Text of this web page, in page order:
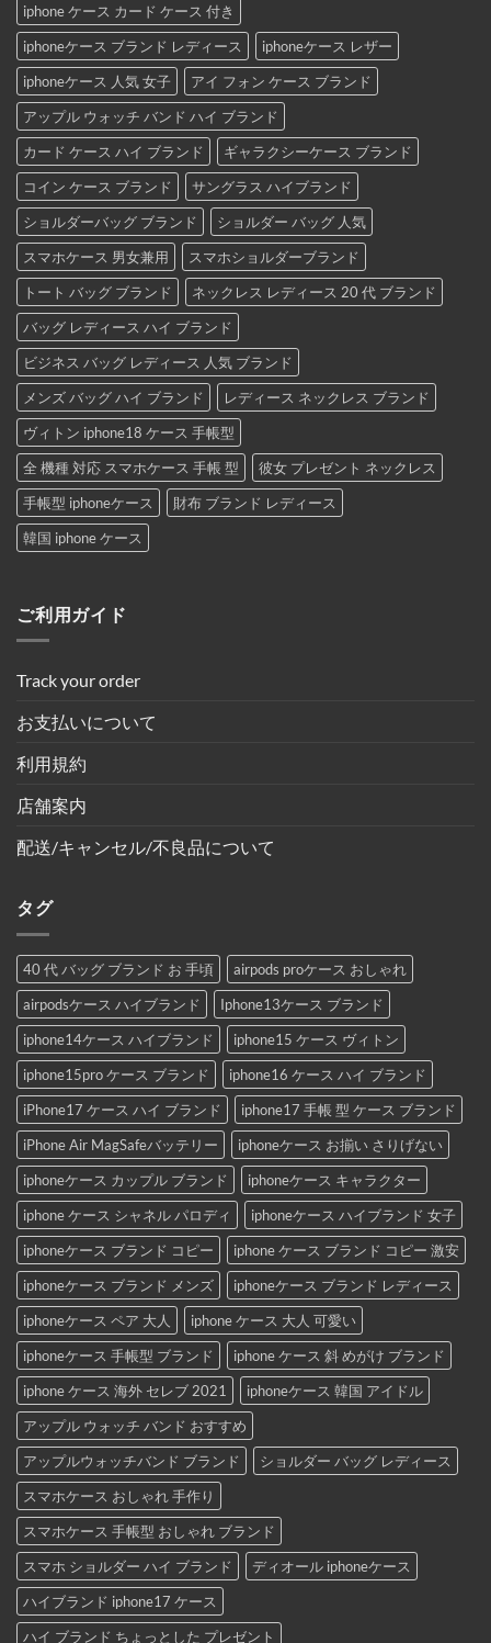
iphone ケース カード ケース 付き
iphoneケース ブランド レディース
iphoneケース レザー
iphoneケース 人気 女子
アイ フォン ケース ブランド
アップル ウォッチ バンド ハイ ブランド
カード ケース ハイ ブランド
ギャラクシーケース ブランド
コイン ケース ブランド
サングラス ハイブランド
ショルダーバッグ ブランド
ショルダー バッグ 人気
スマホケース 男女兼用
スマホショルダーブランド
トート バッグ ブランド
ネックレス レディース 20 代 ブランド
バッグ レディース ハイ ブランド
ビジネス バッグ レディース 人気 ブランド
メンズ バッグ ハイ ブランド
レディース ネックレス ブランド
ヴィトン iphone18 ケース 手帳型
全 機種 対応 スマホケース 手帳 型
彼女 プレゼント ネックレス
手帳型 iphoneケース
財布 ブランド レディース
韓国 iphone ケース
ご利用ガイド
Track your order
お支払いについて
利用規約
店舗案内
配送/キャンセル/不良品について
タグ
40 代 バッグ ブランド お 手頃
airpods proケース おしゃれ
airpodsケース ハイブランド
Iphone13ケース ブランド
iphone14ケース ハイブランド
iphone15 ケース ヴィトン
iphone15pro ケース ブランド
iphone16 ケース ハイ ブランド
iPhone17 ケース ハイ ブランド
iphone17 手帳 型 ケース ブランド
iPhone Air MagSafeバッテリー
iphoneケース お揃い さりげない
iphoneケース カップル ブランド
iphoneケース キャラクター
iphone ケース シャネル パロディ
iphoneケース ハイブランド 女子
iphoneケース ブランド コピー
iphone ケース ブランド コピー 激安
iphoneケース ブランド メンズ
iphoneケース ブランド レディース
iphoneケース ペア 大人
iphone ケース 大人 可愛い
iphoneケース 手帳型 ブランド
iphone ケース 斜 めがけ ブランド
iphone ケース 海外 セレブ 2021
iphoneケース 韓国 アイドル
アップル ウォッチ バンド おすすめ
アップルウォッチバンド ブランド
ショルダー バッグ レディース
スマホケース おしゃれ 手作り
スマホケース 手帳型 おしゃれ ブランド
スマホ ショルダー ハイ ブランド
ディオール iphoneケース
ハイブランド iphone17 ケース
ハイ ブランド ちょっとした プレゼント